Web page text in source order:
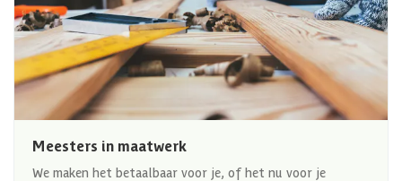
Meesters in maatwerk
We maken het betaalbaar voor je, of het nu voor je